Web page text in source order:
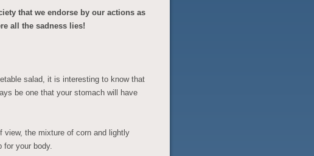
that we endorse by our actions as
all the sadness lies!
salad, it is interesting to know that
be one that your stomach will have
view, the mixture of corn and lightly
for your body.